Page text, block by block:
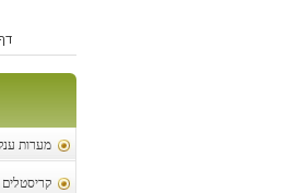
מערות
קריסטלים